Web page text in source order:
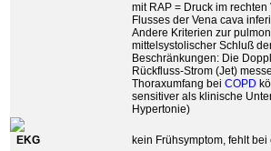
mit RAP = Druck im
Flusses der Vena cava
Andere Kriterien zur
mittelsystolischer Schluß
Beschränkungen: Die
Rückfluss-Strom (Jet)
Thoraxumfang bei COPD
sensitiver als klinische
Hypertonie)
EKG kein Frühsymptom, fehlt